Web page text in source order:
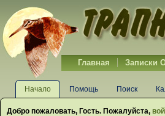
Главная Записки
Начало Помощь Поиск
Добро пожаловать, Гость. Пожалуйста,